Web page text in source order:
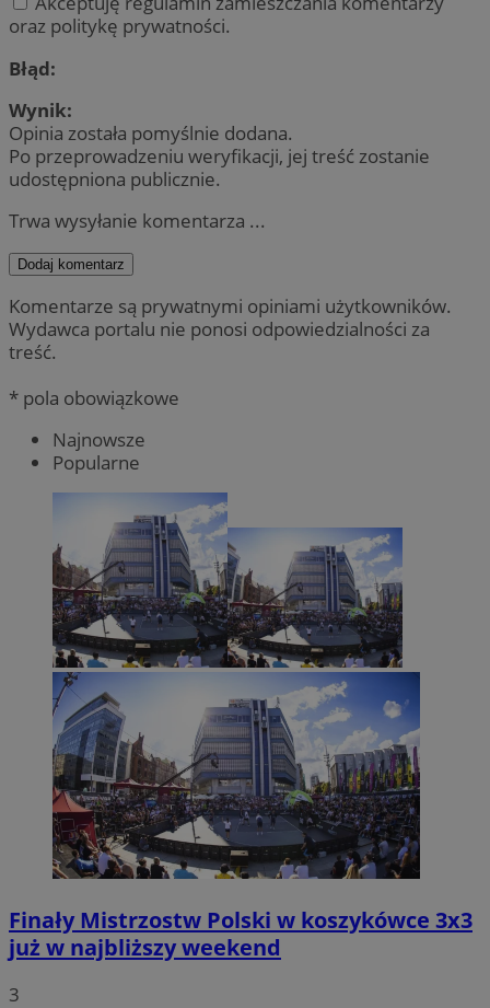
oraz politykę prywatności.
Błąd:
Wynik:
Opinia została pomyślnie dodana.
Po przeprowadzeniu weryfikacji, jej treść zostanie
udostępniona publicznie.
Trwa wysyłanie komentarza ...
Dodaj komentarz
Komentarze są prywatnymi opiniami użytkowników.
Wydawca portalu nie ponosi odpowiedzialności za
treść.
* pola obowiązkowe
Najnowsze
Popularne
Finały Mistrzostw Polski w koszykówce 3x3
już w najbliższy weekend
3